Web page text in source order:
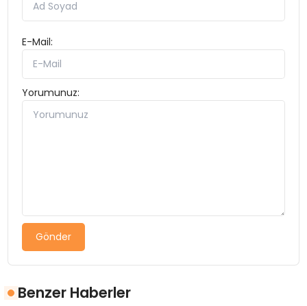
E-Mail:
Yorumunuz:
Gönder
Benzer Haberler